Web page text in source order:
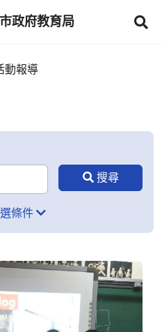
政府教育局
動報導
條件